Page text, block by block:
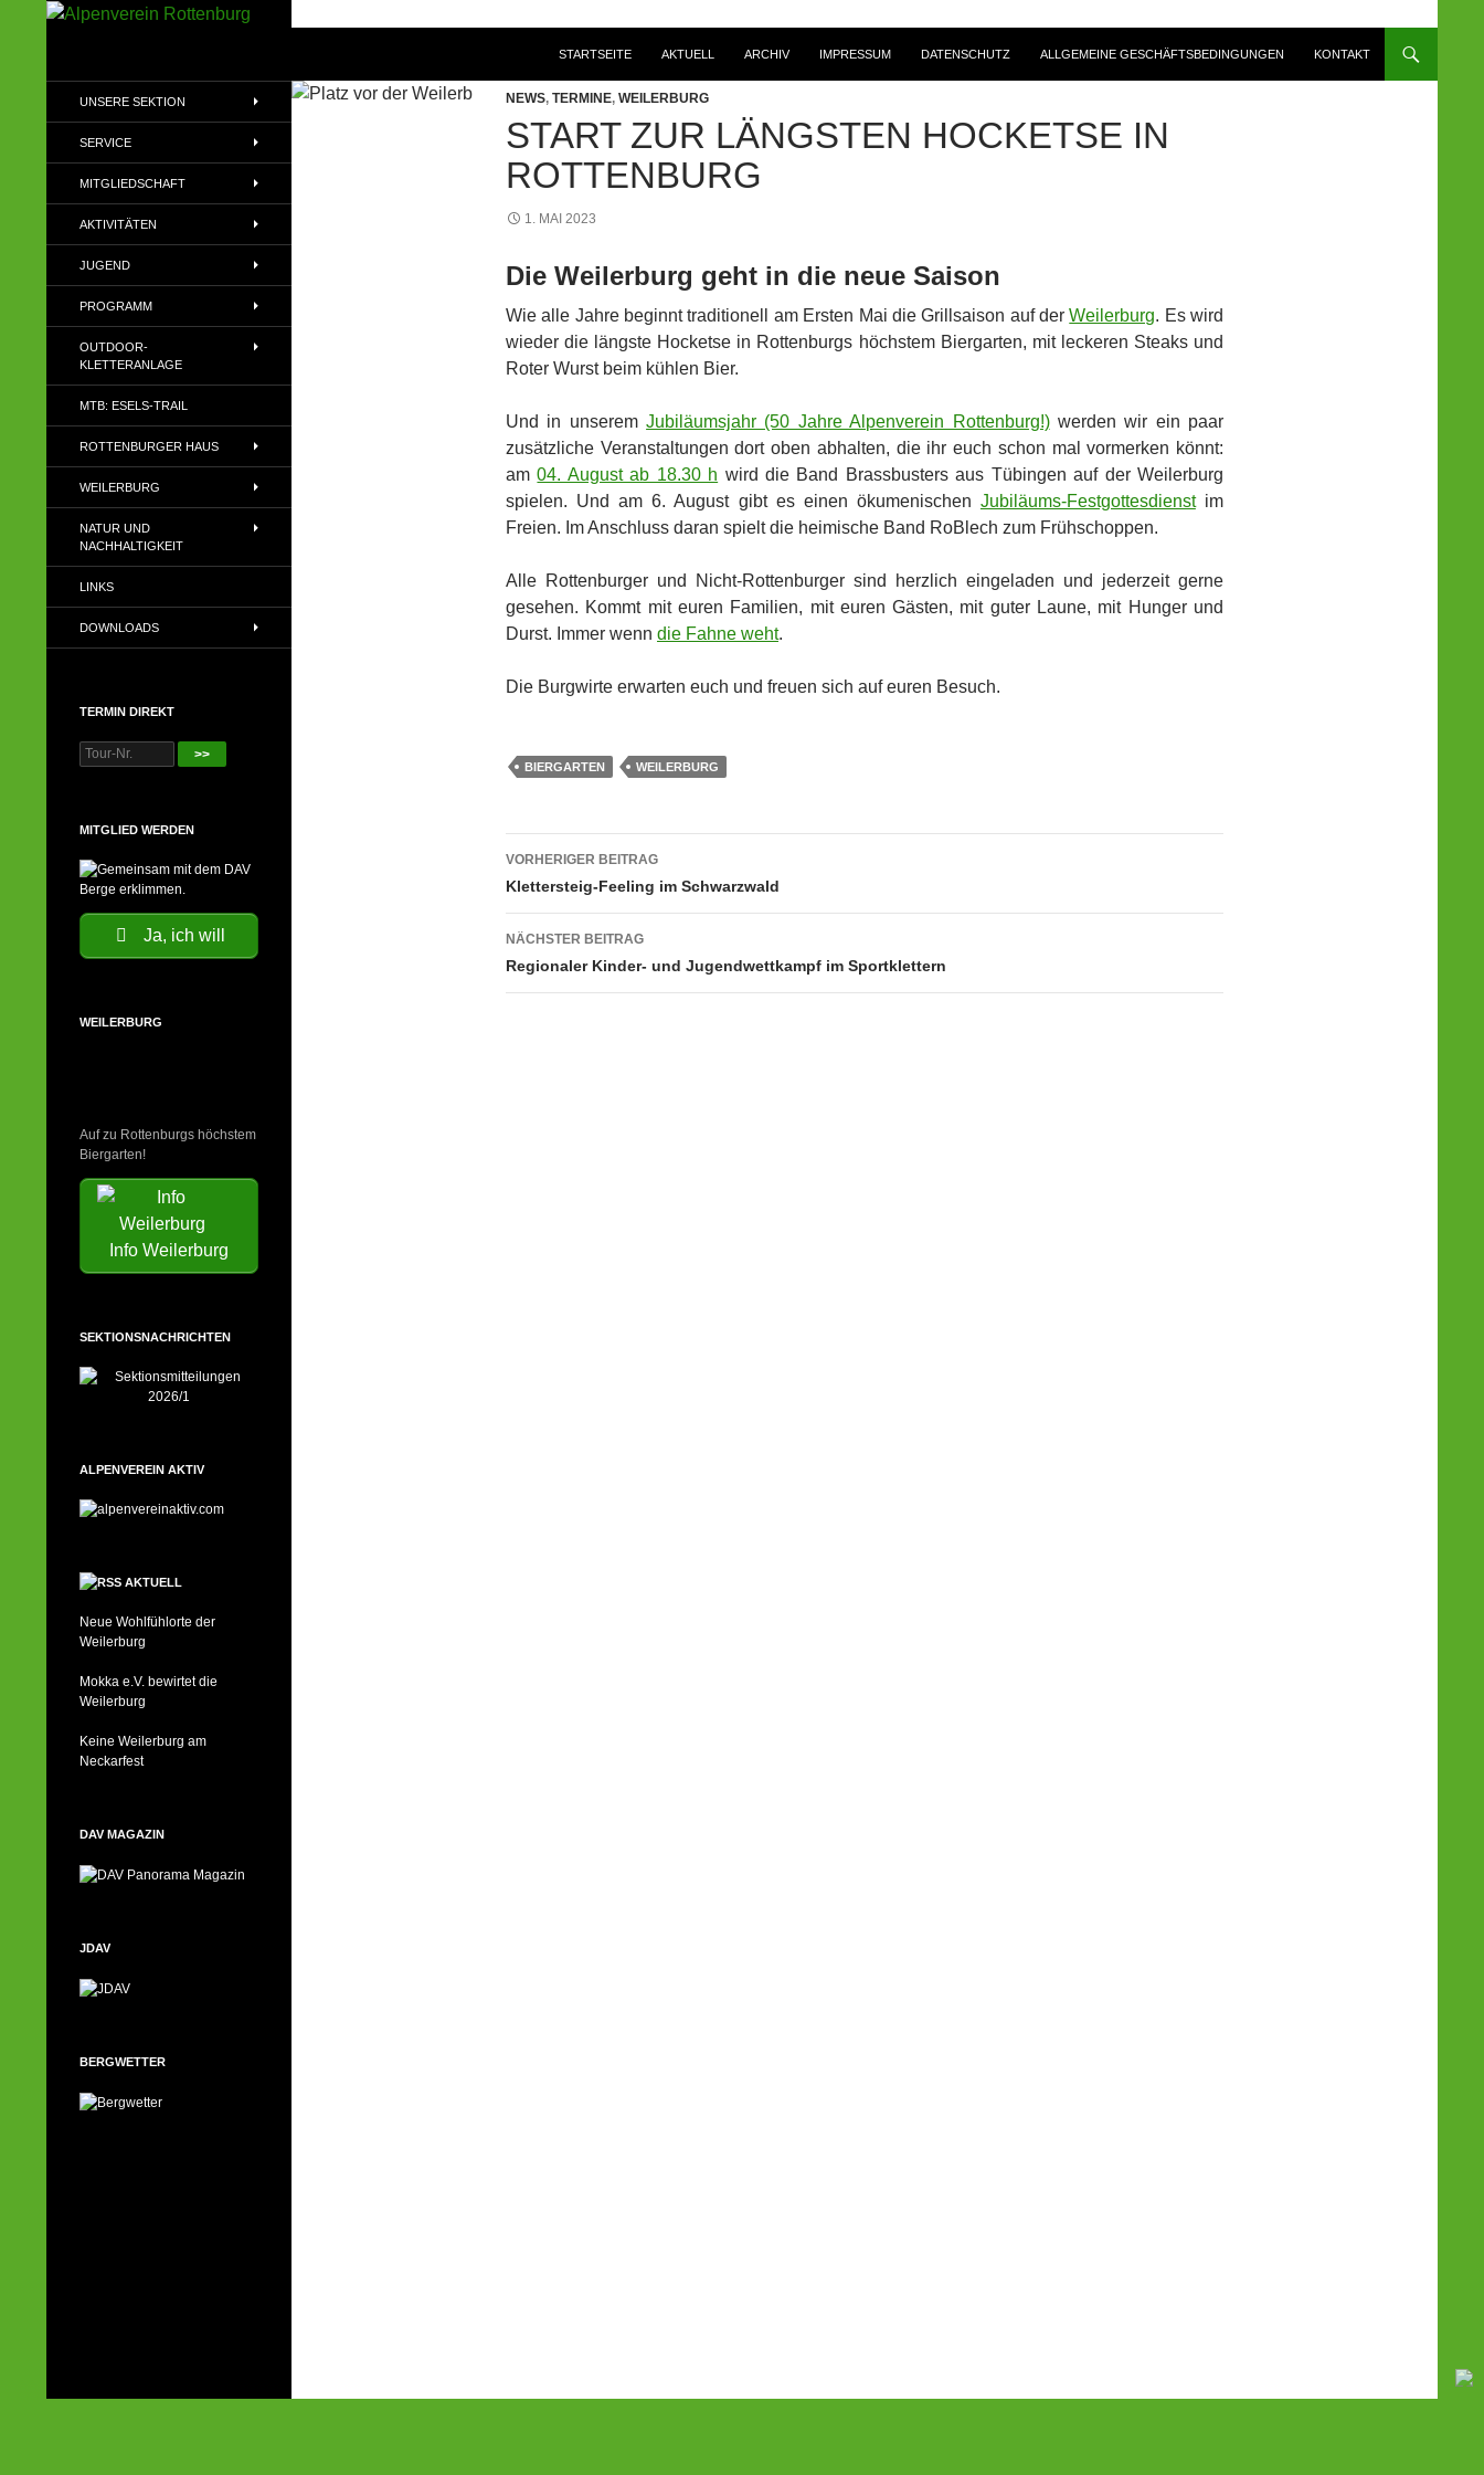
STARTSEITE AKTUELL ARCHIV IMPRESSUM DATENSCHUTZ ALLGEMEINE GESCHÄFTSBEDINGUNGEN KONTAKT
NEWS, TERMINE, WEILERBURG
START ZUR LÄNGSTEN HOCKETSE IN
ROTTENBURG
1. MAI 2023
Die Weilerburg geht in die neue Saison
Wie alle Jahre beginnt traditionell am Ersten Mai die Grillsaison auf derWeilerburg. Es wird
wieder die längste Hocketse in Rottenburgs höchstem Biergarten, mit leckeren Steaks und
Roter Wurst beim kühlen Bier.
Und in unseremJubiläumsjahr (50 Jahre Alpenverein Rottenburg!)werden wir ein paar
zusätzliche Veranstaltungen dort oben abhalten, die ihr euch schon mal vormerken könnt:
am04. August ab 18.30 h wird die Band Brassbusters aus Tübingen auf der Weilerburg
spielen. Und am 6. August gibt es einen ökumenischen Jubiläums-Festgottesdienstim
Freien. Im Anschluss daran spielt die heimische Band RoBlech zum Frühschoppen.
Alle Rottenburger und Nicht-Rottenburger sind herzlich eingeladen und jederzeit gerne
gesehen. Kommt mit euren Familien, mit euren Gästen, mit guter Laune, mit Hunger und
Durst. Immer wenn die Fahne weht.
Die Burgwirte erwarten euch und freuen sich auf euren Besuch.
BIERGARTEN WEILERBURG
Beitragsnavigation
VORHERIGER BEITRAG
Klettersteig-Feeling im Schwarzwald
NÄCHSTER BEITRAG
Regionaler Kinder- und Jugendwettkampf im Sportklettern
Alpenvereins (DAV) e.V
UNSERE SEKTION
SERVICE
MITGLIEDSCHAFT
AKTIVITÄTEN
JUGEND
PROGRAMM
OUTDOOR-
KLETTERANLAGE
MTB: ESELS-TRAIL
ROTTENBURGER HAUS
WEILERBURG
NATUR UND
NACHHALTIGKEIT
LINKS
DOWNLOADS
TERMIN DIREKT
>>
MITGLIED WERDEN
Ja, ich will
WEILERBURG
Auf zu Rottenburgs höchstem
Biergarten!
Info Weilerburg
SEKTIONSNACHRICHTEN
ALPENVEREIN AKTIV
AKTUELL
Neue Wohlfühlorte der
Weilerburg
Mokka e.V. bewirtet die
Weilerburg
Keine Weilerburg am
Neckarfest
DAV MAGAZIN
JDAV
BERGWETTER